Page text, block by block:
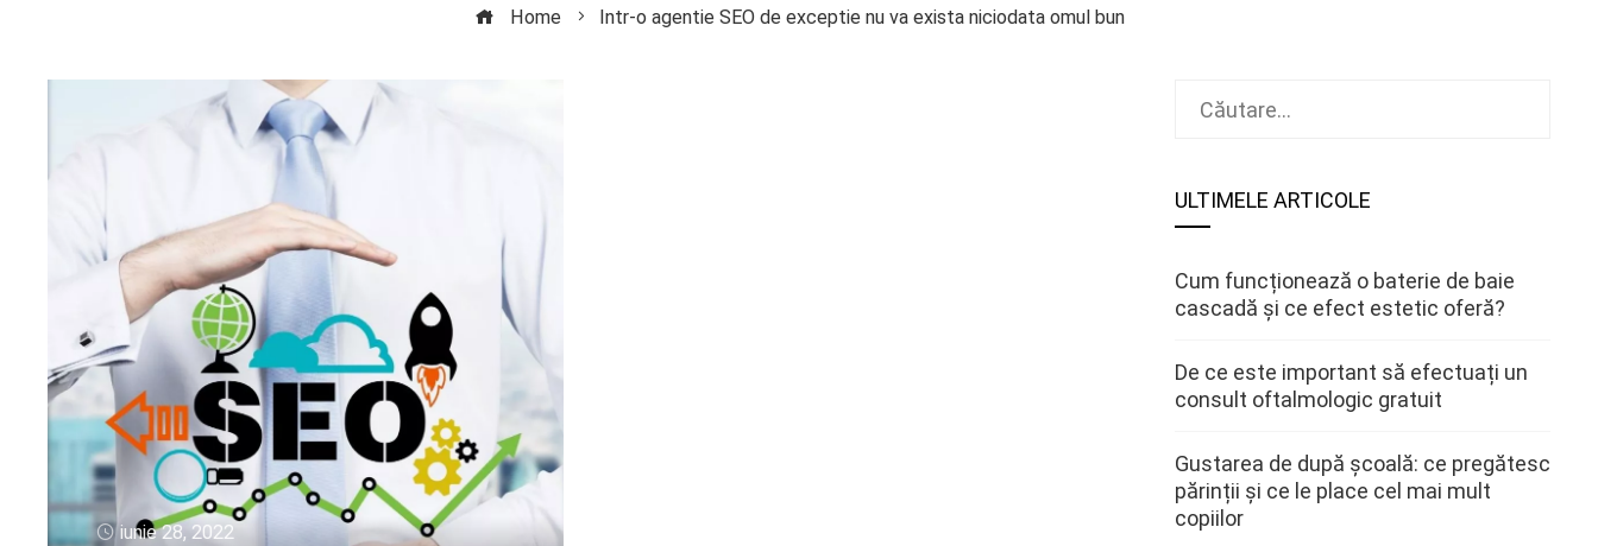
Home Intr-o agentie SEO de exceptie nu va exista niciodata omul bun
iunie 28, 2022
ULTIMELE ARTICOLE
Cum funcționează o baterie de baie
cascadă și ce efect estetic oferă?
De ce este important să efectuați un
consult oftalmologic gratuit
Gustarea de după școală: ce pregătesc
părinții și ce le place cel mai mult
copiilor